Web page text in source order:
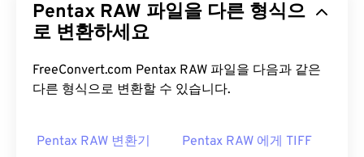
Pentax RAW 파일을 다른 형식으
로 변환하세요
FreeConvert.com Pentax RAW 파일을 다음과 같은
다른 형식으로 변환할 수 있습니다.
Pentax RAW 변환기 Pentax RAW 에게 TIFF